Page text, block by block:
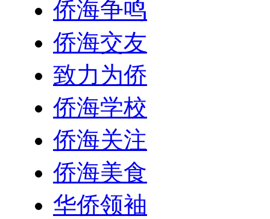
侨海争鸣
侨海交友
致力为侨
侨海学校
侨海关注
侨海美食
华侨领袖